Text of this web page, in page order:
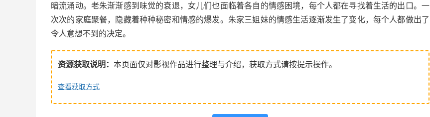
暗流涌动。老朱渐渐感到味觉的衰退，女儿们也面临着各自的情感困境，每个人都在寻找着生活的出口。一
次次的家庭聚餐，隐藏着种种秘密和情感的爆发。朱家三姐妹的情感生活逐渐发生了变化，每个人都做出了
令人意想不到的决定。
资源获取说明： 本页面仅对影视作品进行整理与介绍，获取方式请按提示操作。
查看获取方式